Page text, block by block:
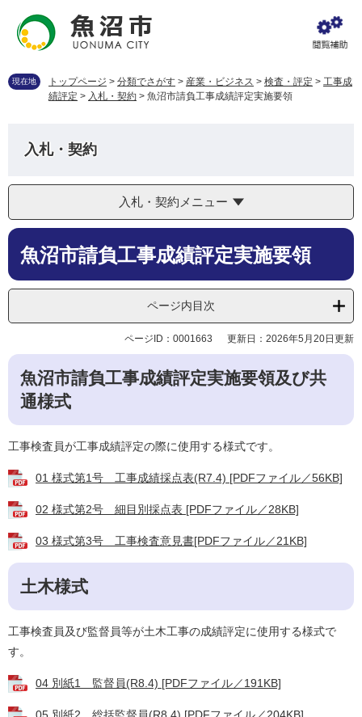
先
を現在地 トップページ > 分類でさがす > 産業・ビジネス > 検査・評定 > 工事成
績評定 > 入札・契約 > 魚沼市請負工事成績評定実施要領
入札・契約
入札・契約メニュー
本
魚沼市請負工事成績評定実施要領
ページ内目次
ページID：0001663 更新日：2026年5月20日更新
魚沼市請負工事成績評定実施要領及び共
通様式
工事検査員が工事成績評定の際に使用する様式です。
01 様式第1号 工事成績採点表(R7.4) [PDFファイル／56KB]
02 様式第2号 細目別採点表 [PDFファイル／28KB]
03 様式第3号 工事検査意見書[PDFファイル／21KB]
土木様式
工事検査員及び監督員等が土木工事の成績評定に使用する様式で
す。
04 別紙1 監督員(R8.4) [PDFファイル／191KB]